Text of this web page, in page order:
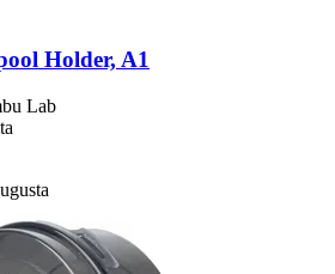
Holder, A1
Lab